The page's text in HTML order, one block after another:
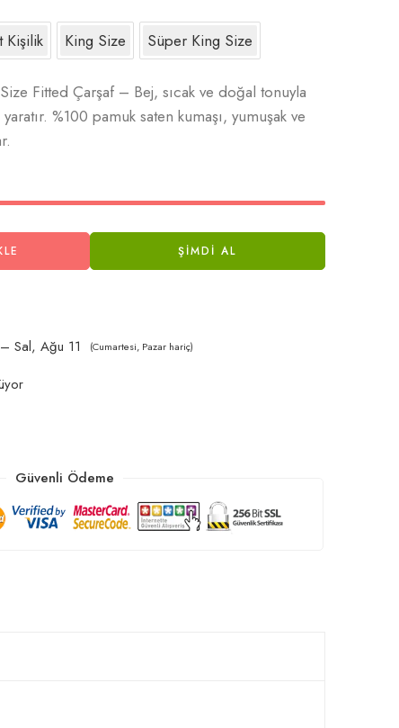
Kişilik King Size Süper King Size
Fitted Çarşaf – Bej, sıcak ve doğal tonuyla
%100 pamuk saten kumaşı, yumuşak ve
ŞIMDI AL
Sal, Ağu 11 (Cumartesi, Pazar hariç)
Güvenli Ödeme